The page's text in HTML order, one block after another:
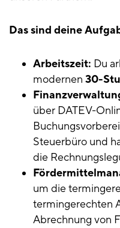
Das sind deine
Arbeitszeit: Du
modernen 30-
über DATEV-
Steuerbüro und
die
um die
termingerechten
Abrechnung von